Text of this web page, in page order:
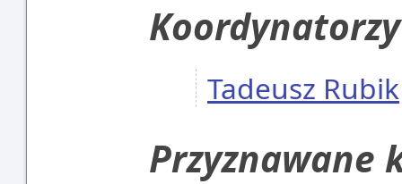
Koordynatorzy
Tadeusz Rubik
Przyznawane